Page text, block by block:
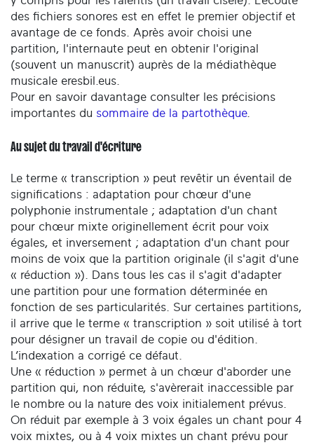
des fichiers sonores est en effet le premier objectif et
avantage de ce fonds. Après avoir choisi une
partition, l'internaute peut en obtenir l'original
(souvent un manuscrit) auprès de la médiathèque
musicale eresbil.eus.
Pour en savoir davantage consulter les précisions
importantes du sommaire de la partothèque.
Au sujet du travail d'écriture
Le terme « transcription » peut revêtir un éventail de
significations : adaptation pour chœur d'une
polyphonie instrumentale ; adaptation d'un chant
pour chœur mixte originellement écrit pour voix
égales, et inversement ; adaptation d'un chant pour
moins de voix que la partition originale (il s'agit d'une
« réduction »). Dans tous les cas il s'agit d'adapter
une partition pour une formation déterminée en
fonction de ses particularités. Sur certaines partitions,
il arrive que le terme « transcription » soit utilisé à tort
pour désigner un travail de copie ou d'édition.
L’indexation a corrigé ce défaut.
Une « réduction » permet à un chœur d'aborder une
partition qui, non réduite, s'avèrerait inaccessible par
le nombre ou la nature des voix initialement prévus.
On réduit par exemple à 3 voix égales un chant pour 4
voix mixtes, ou à 4 voix mixtes un chant prévu pour